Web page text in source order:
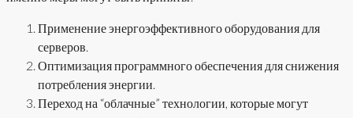
Применение энергоэффективного оборудования для
серверов.
Оптимизация программного обеспечения для снижения
потребления энергии.
Переход на “облачные” технологии, которые могут